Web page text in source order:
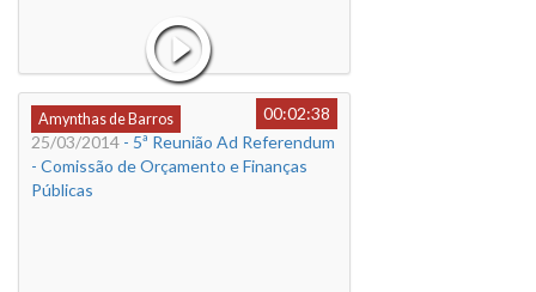
Amynthas de Barros
00:02:38
25/03/2014 - 5ª Reunião Ad Referendum
- Comissão de Orçamento e Finanças
Públicas